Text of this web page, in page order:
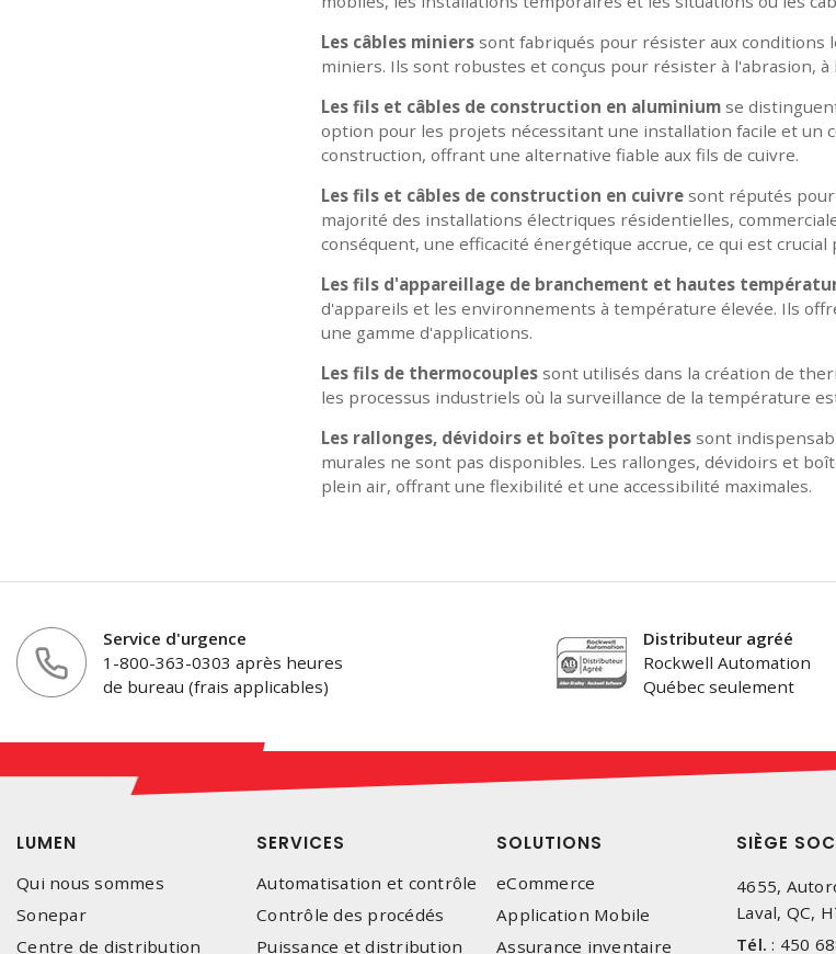
Les câbles minierssont fabriqués pour résister aux conditions
miniers. Ils sont robustes et conçus pour résister à l'abrasion,
Les fils et câbles de construction en aluminiumse
option pour les projets nécessitant une installation facile et un
construction, offrant une alternative fiable aux fils de cuivre.
Les fils et câbles de construction en cuivresont réputés pour
majorité des installations électriques résidentielles,
conséquent, une efficacité énergétique accrue, ce qui est
Les fils d'appareillage de branchement et hautes
d'appareils et les environnements à température élevée. Ils
une gamme d'applications.
Les fils de thermocouplessont utilisés dans la création de
les processus industriels où la surveillance de la température
Les rallonges, dévidoirs et boîtes portablessont
murales ne sont pas disponibles. Les rallonges, dévidoirs et
plein air, offrant une flexibilité et une accessibilité maximales.
Service d'urgence
1-800-363-0303 après heures
de bureau (frais applicables)
Distributeur agréé
Rockwell Automation
Québec seulement
LUMEN
Qui nous sommes
Sonepar
Centre de distribution
SERVICES
Automatisation et contrôle
Contrôle des procédés
Puissance et distribution
SOLUTIONS
eCommerce
Application Mobile
Assurance inventaire
SIÈGE
4655,
Laval, QC,
Tél. : 450